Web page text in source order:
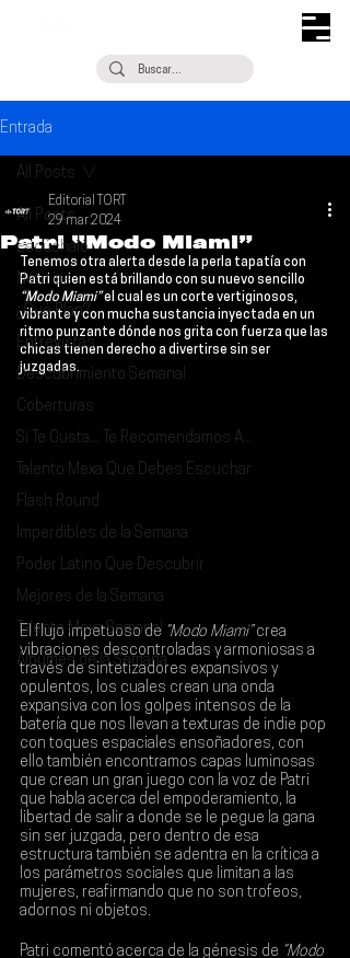
Entrada
All Posts
Escúchalo
Noticias
¿Qué Plan?
Entrevistas
Descubrimiento Semanal
Coberturas
Si Te Gusta... Te Recomendamos A...
Talento Mexa Que Debes Escuchar
Flash Round
Imperdibles de la Semana
Poder Latino Que Descubrir
Mejores de la Semana
Talento Mexa Semanal
Álbumes de la Semana
All Posts
Patri “Modo Miami”
Editorial TORT
29 mar 2024
Tenemos otra alerta desde la perla tapatía con
Patri quien está brillando con su nuevo sencillo
“Modo Miami” el cual es un corte vertiginosos,
vibrante y con mucha sustancia inyectada en un
ritmo punzante dónde nos grita con fuerza que las
chicas tienen derecho a divertirse sin ser
juzgadas.
El flujo impetuoso de “Modo Miami” crea
vibraciones descontroladas y armoniosas a
través de sintetizadores expansivos y
opulentos, los cuales crean una onda
expansiva con los golpes intensos de la
batería que nos llevan a texturas de indie pop
con toques espaciales ensoñadores, con
ello también encontramos capas luminosas
que crean un gran juego con la voz de Patri
que habla acerca del empoderamiento, la
libertad de salir a donde se le pegue la gana
sin ser juzgada, pero dentro de esa
estructura también se adentra en la crítica a
los parámetros sociales que limitan a las
mujeres, reafirmando que no son trofeos,
adornos ni objetos.
Patri comentó acerca de la génesis de “Modo